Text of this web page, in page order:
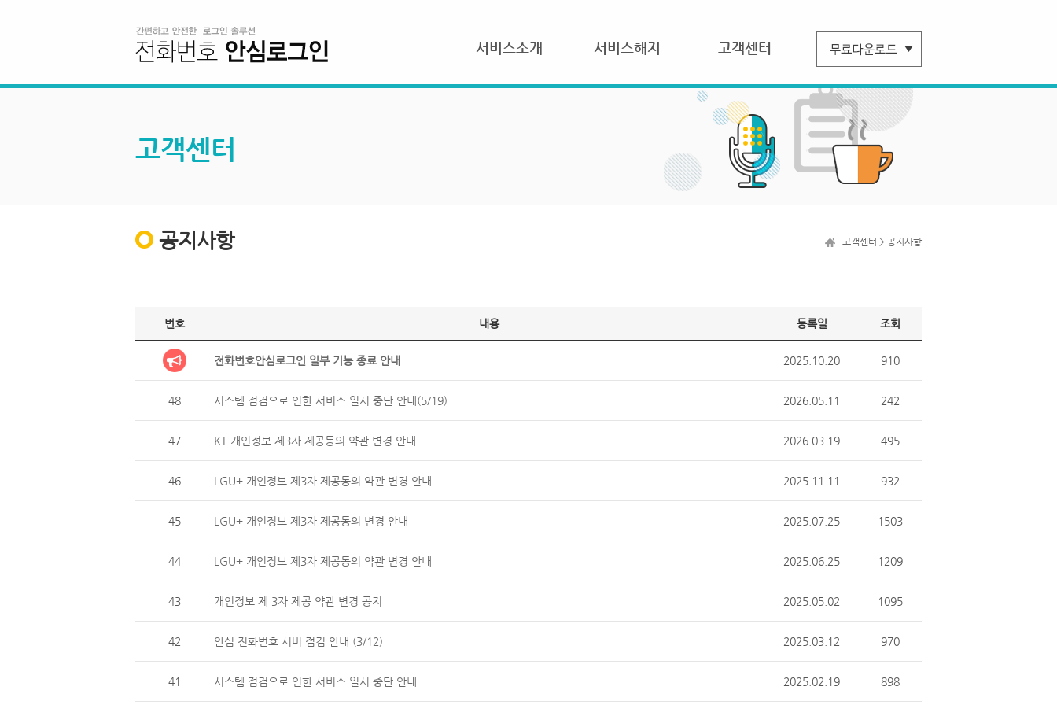
서비스소개 서비스해지 고객센터
고객센터
공지사항 고객센터 > 공지사항
번호 내용 등록일 조회
전화번호안심로그인 일부 기능 종료 안내 2025.10.20 910
48 시스템 점검으로 인한 서비스 일시 중단 안내(5/19) 2026.05.11 242
47 KT 개인정보 제3자 제공동의 약관 변경 안내 2026.03.19 495
46 LGU+ 개인정보 제3자 제공동의 약관 변경 안내 2025.11.11 932
45 LGU+ 개인정보 제3자 제공동의 변경 안내 2025.07.25 1503
44 LGU+ 개인정보 제3자 제공동의 약관 변경 안내 2025.06.25 1209
43 개인정보 제 3자 제공 약관 변경 공지 2025.05.02 1095
42 안심 전화번호 서버 점검 안내 (3/12) 2025.03.12 970
41 시스템 점검으로 인한 서비스 일시 중단 안내 2025.02.19 898